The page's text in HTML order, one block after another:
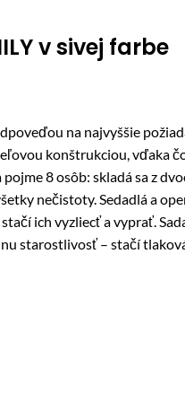
v sivej farbe
na najvyššie
konštrukciou, vďaka
8 osôb: skladá sa z
nečistoty. Sedadlá a
ich vyzliecť a vyprať.
starostlivosť – stačí